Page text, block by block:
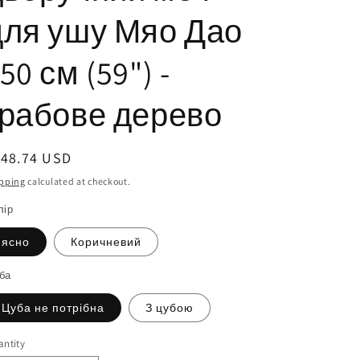
ушу Мяо Дао
см (59") -
дерево
USD
calculated at checkout.
ясно Коричневий
Цуба не потрібна З цубою